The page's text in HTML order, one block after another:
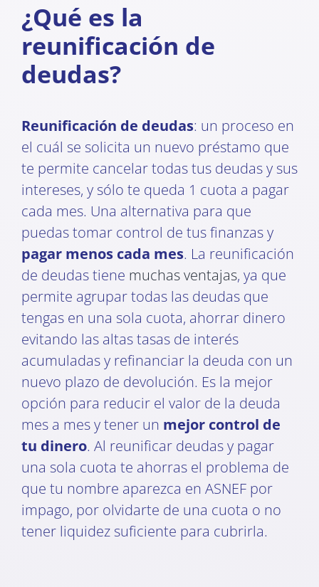
¿Qué es la
reunificación de
deudas?
Reunificación de deudas: un proceso en
el cuál se solicita un nuevo préstamo que
te permite cancelar todas tus deudas y sus
intereses, y sólo te queda 1 cuota a pagar
cada mes. Una alternativa para que
puedas tomar control de tus finanzas y
pagar menos cada mes. La reunificación
de deudas tiene muchas ventajas, ya que
permite agrupar todas las deudas que
tengas en una sola cuota, ahorrar dinero
evitando las altas tasas de interés
acumuladas y refinanciar la deuda con un
nuevo plazo de devolución. Es la mejor
opción para reducir el valor de la deuda
mes a mes y tener un mejor control de
tu dinero. Al reunificar deudas y pagar
una sola cuota te ahorras el problema de
que tu nombre aparezca en ASNEF por
impago, por olvidarte de una cuota o no
tener liquidez suficiente para cubrirla.